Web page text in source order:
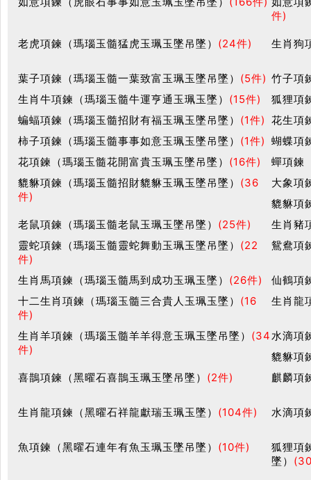
件)
老虎項鍊（瑪瑙玉髓猛虎玉珮玉墜吊墜） (24件) 生肖狗
葉子項鍊（瑪瑙玉髓一葉致富玉珮玉墜吊墜） (5件) 竹子項
生肖牛項鍊（瑪瑙玉髓牛運亨通玉珮玉墜） (15件)
狐狸項
蝙蝠項鍊（瑪瑙玉髓招財有福玉珮玉墜吊墜） (1件) 花生項
柿子項鍊（瑪瑙玉髓事事如意玉珮玉墜吊墜） (1件) 蝴蝶項
花項鍊（瑪瑙玉髓花開富貴玉珮玉墜吊墜） (16件)
蟬項鍊
貔貅項鍊（瑪瑙玉髓招財貔貅玉珮玉墜吊墜） (36
件)
大象項
貔貅項
老鼠項鍊（瑪瑙玉髓老鼠玉珮玉墜吊墜） (25件)
生肖豬
靈蛇項鍊（瑪瑙玉髓靈蛇舞動玉珮玉墜吊墜） (22
件)
鴛鴦項
生肖馬項鍊（瑪瑙玉髓馬到成功玉珮玉墜） (26件)
仙鶴項
十二生肖項鍊（瑪瑙玉髓三合貴人玉珮玉墜） (16
件)
生肖龍
生肖羊項鍊（瑪瑙玉髓羊羊得意玉珮玉墜吊墜） (34
件)
水滴項
貔貅項
喜鵲項鍊（黑曜石喜鵲玉珮玉墜吊墜） (2件) 麒麟項
生肖龍項鍊（黑曜石祥龍獻瑞玉珮玉墜） (104件) 水滴項
魚項鍊（黑曜石連年有魚玉珮玉墜吊墜） (10件)
狐狸項
墜）